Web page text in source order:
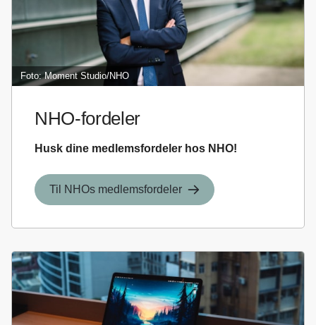
Foto: Moment Studio/NHO
NHO-fordeler
Husk dine medlemsfordeler hos NHO!
Til NHOs medlemsfordeler